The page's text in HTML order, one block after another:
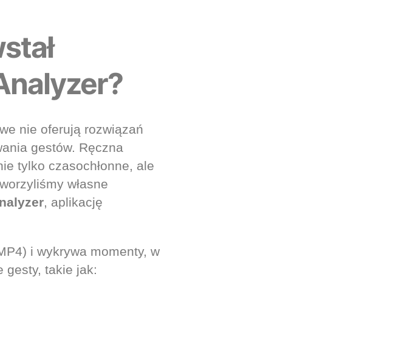
nie oferują rozwiązań
gestów. Ręczna
tylko czasochłonne, ale
własne
, aplikację
i wykrywa momenty, w
gesty, takie jak: